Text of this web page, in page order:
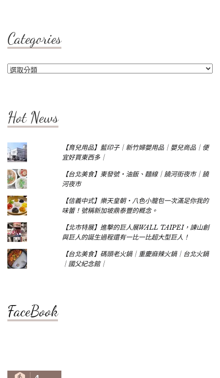
Categories
Categories
Hot News
【育兒用品】藍印子｜新竹婦嬰用品｜嬰兒商品｜便
宜好買東西多｜
【台北美食】東發號‧油飯、麵線｜饒河街夜市｜饒
河夜市
【信義中式】樂天皇朝‧八色小籠包一次滿足你我的
味蕾！號稱新加坡鼎泰豐的概念。
【北市特展】進擊的巨人展WALL TAIPEI，諫山創
與巨人的誕生過程還有一比一比超大型巨人！
【台北美食】碼頭老火鍋｜重慶麻辣火鍋｜台北火鍋
｜國父紀念館｜
FaceBook